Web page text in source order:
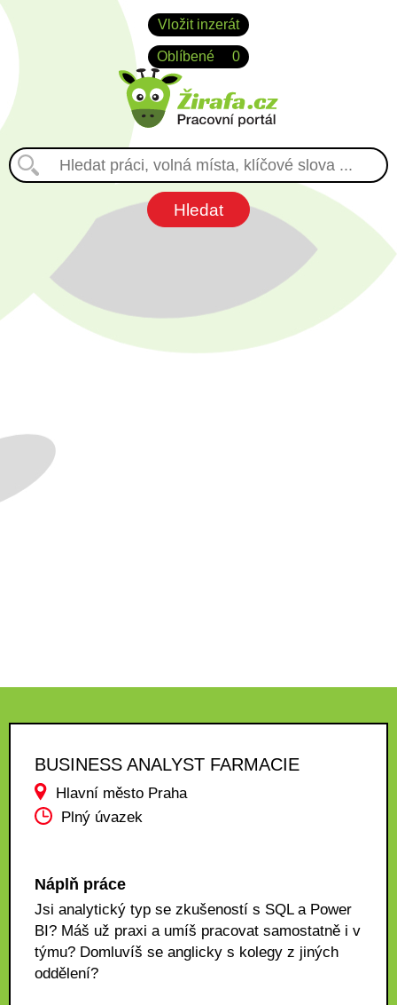
Vložit inzerát
Oblíbené 0
BUSINESS ANALYST FARMACIE
Hlavní město Praha
Plný úvazek
Náplň práce
Jsi analytický typ se zkušeností s SQL a Power
BI? Máš už praxi a umíš pracovat samostatně i v
týmu? Domluvíš se anglicky s kolegy z jiných
oddělení?